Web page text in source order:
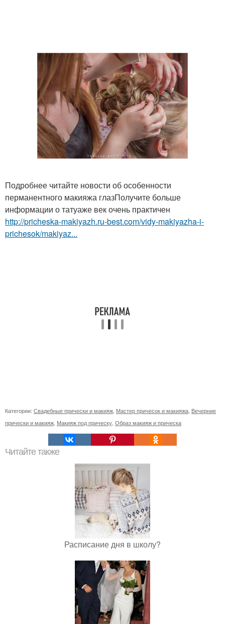
Подробнее читайте новости об особенности
перманентного макияжа глазПолучите больше
информации о татуаже век очень практичен
http://pricheska-makiyazh.ru-best.com/vidy-makiyazha-i-
prichesok/makiyaz...
Категории: Свадебные прически и макияж Мастер причесок и макияжа Вечерние
прически и макияж Макияж под прическу Образ макияж и прическа
Читайте также
Расписание дня в школу?